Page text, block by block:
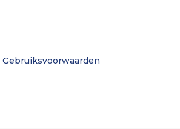
Gebruiksvoorwaarden